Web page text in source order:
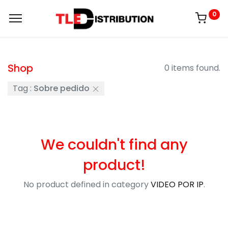
0
Shop
0 items found.
Tag : Sobre pedido
We couldn't find any
product!
No product defined in categoryVIDEO POR IP.